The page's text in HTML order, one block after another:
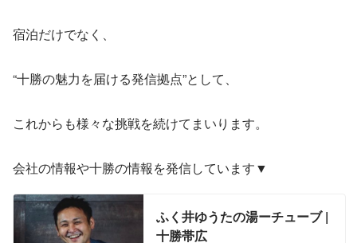
宿泊だけでなく、
“十勝の魅力を届ける発信拠点”として、
これからも様々な挑戦を続けてまいります。
会社の情報や十勝の情報を発信しています▼
ふく井ゆうたの湯ーチューブ |
十勝帯広